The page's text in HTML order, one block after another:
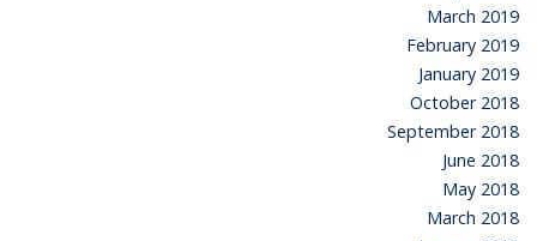
March 2019
February 2019
January 2019
October 2018
September 2018
June 2018
May 2018
March 2018